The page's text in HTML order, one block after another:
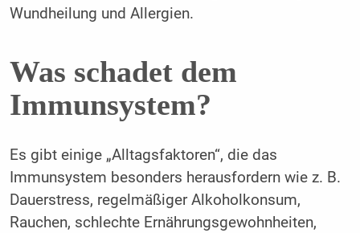
Wundheilung und Allergien.
Was schadet dem
Immunsystem?
Es gibt einige „Alltagsfaktoren“, die das
Immunsystem besonders herausfordern wie z. B.
Dauerstress, regelmäßiger Alkoholkonsum,
Rauchen, schlechte Ernährungsgewohn­heiten,